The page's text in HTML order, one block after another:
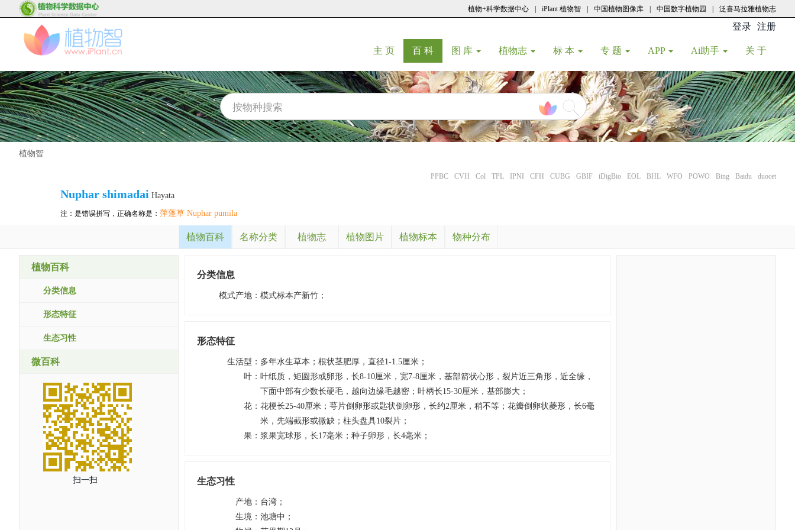
植物+科学数据中心 iPlant 植物智 中国植物图像库 中国数字植物园 泛喜马拉雅植物志
登录 注册
主 页(current)
百 科(current)
图 库 植物志 标 本 专 题 APP Ai助手 关 于
植物智
PPBC CVH Col TPL IPNI CFH CUBG GBIF iDigBio EOL BHL WFO POWO Bing Baidu duocet
Nuphar shimadai Hayata
注：是错误拼写，正确名称是： 萍蓬草 Nuphar pumila
植物百科 名称分类 植物志 植物图片 植物标本 物种分布
植物百科
分类信息
形态特征
生态习性
微百科
扫一扫
分类信息
模式产地 ： 模式标本产新竹；
形态特征
生活型 ： 多年水生草本；根状茎肥厚，直径1-1.5厘米；
叶 ： 叶纸质，矩圆形或卵形，长8-10厘米，宽7-8厘米，基部箭状心形，裂片近三角形，近全缘，
下面中部有少数长硬毛，越向边缘毛越密；叶柄长15-30厘米，基部膨大；
花 ： 花梗长25-40厘米；萼片倒卵形或匙状倒卵形，长约2厘米，稍不等；花瓣倒卵状菱形，长6毫
米，先端截形或微缺；柱头盘具10裂片；
果 ： 浆果宽球形，长17毫米；种子卵形，长4毫米；
生态习性
产地 ： 台湾；
生境 ： 池塘中；